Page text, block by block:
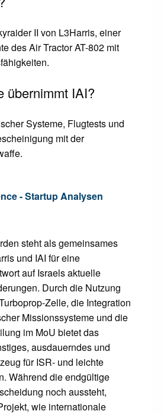
II von L3Harris, einer
des Air Tractor AT-802 mit
übernimmt IAI?
Systeme, Flugtests und
mit der
steht als gemeinsames
und IAI für eine
auf Israels aktuelle
Durch die Nutzung
Zelle, die Integration
Missionssysteme und die
im MoU bietet das
ausdauerndes und
für ISR- und leichte
Während die endgültige
noch aussteht,
wie internationale